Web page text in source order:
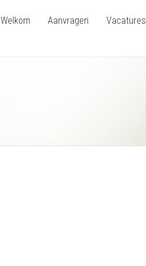
Welkom Aanvragen Vacatures